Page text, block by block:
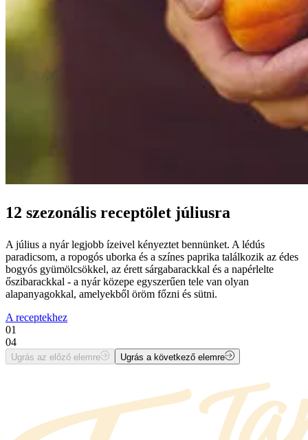
12 szezonális receptölet júliusra
A július a nyár legjobb ízeivel kényeztet bennünket. A lédús
paradicsom, a ropogós uborka és a színes paprika találkozik az édes
bogyós gyümölcsökkel, az érett sárgabarackkal és a napérlelte
őszibarackkal - a nyár közepe egyszerűen tele van olyan
alapanyagokkal, amelyekből öröm főzni és sütni.
A receptekhez
01
04
Ugrás az előző elemre Ugrás a következő elemre